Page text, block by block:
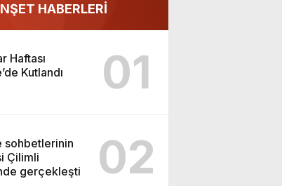
HABERLERİ
Haftası
Kutlandı
01
sohbetlerinin
Çilimli
gerçekleşti
02